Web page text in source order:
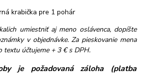
krabička pre 1 pohár
umiestniť aj meno oslávenca, dopíšte
v objednávke. Za pieskovanie mena
textu účtujeme + 3 € s DPH.
je požadovaná záloha (platba